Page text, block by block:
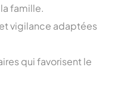
famille.
vigilance adaptées
qui favorisent le